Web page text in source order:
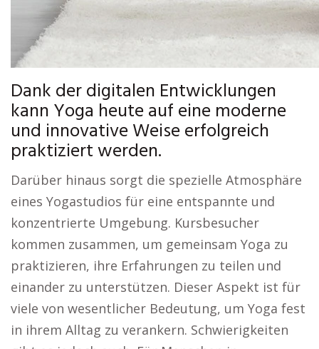
Dank der digitalen Entwicklungen
kann Yoga heute auf eine moderne
und innovative Weise erfolgreich
praktiziert werden.
Darüber hinaus sorgt die spezielle Atmosphäre
eines Yogastudios für eine entspannte und
konzentrierte Umgebung. Kursbesucher
kommen zusammen, um gemeinsam Yoga zu
praktizieren, ihre Erfahrungen zu teilen und
einander zu unterstützen. Dieser Aspekt ist für
viele von wesentlicher Bedeutung, um Yoga fest
in ihrem Alltag zu verankern. Schwierigkeiten